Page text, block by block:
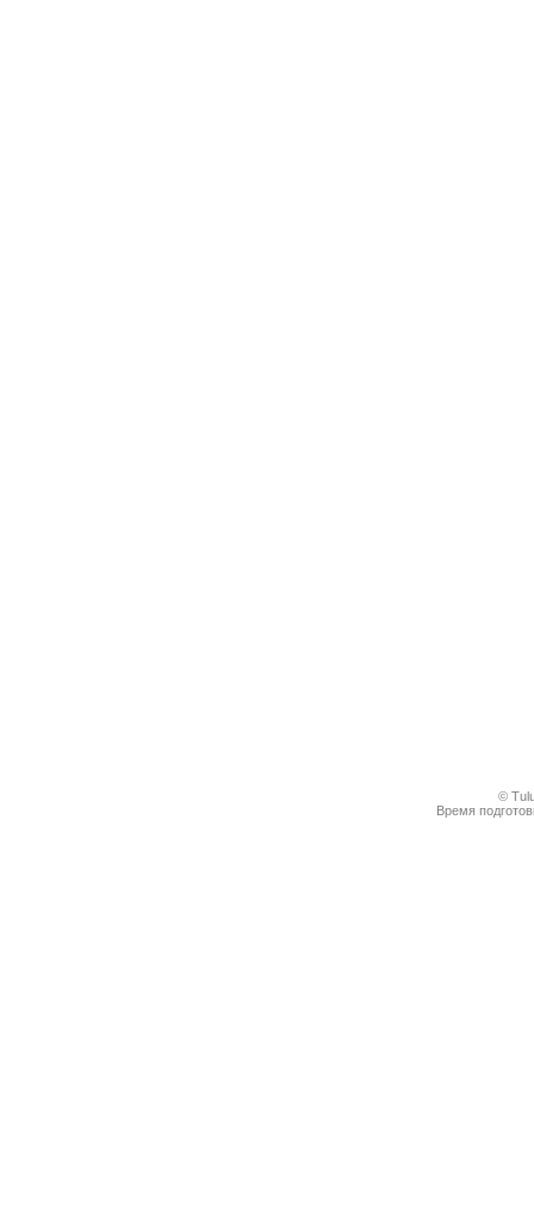
©
Время